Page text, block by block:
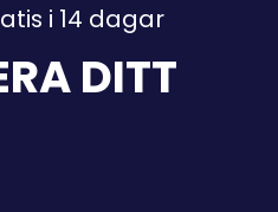
i 14 dagar
DITT